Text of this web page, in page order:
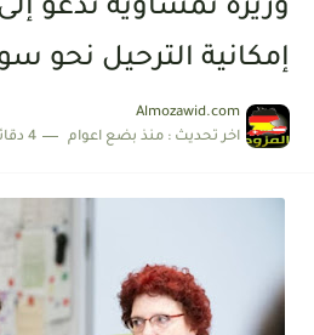
وزيرة نمساوية تدعو
إمكانية الترحيل نحو
Almozawid.com
اخر تحديث : منذ بضع اعوام 4 دقائق للقراءة